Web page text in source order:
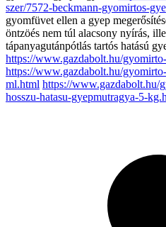
szer/7572-beckmann-gyomirtos-
gyomfüvet ellen a gyep
öntzöés nem túl alacsony nyírás,
tápanyagutánpótlás tartós hatású
https://www.gazdabolt.hu/
https://www.gazdabolt.hu/
ml.html https://www.gazdabolt.hu/
hosszu-hatasu-gyepmutragya-5-